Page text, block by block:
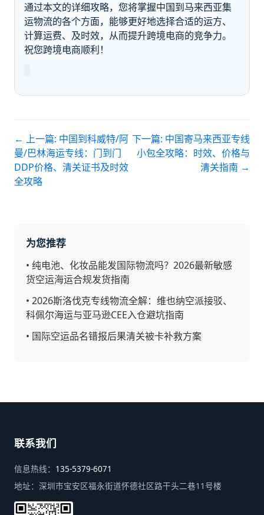
通过本文的详细攻略，您将掌握中国到马来西亚集
运物流的各个方面，能够更好地选择合适的运方、
计算运费、及时效，从而提升跨境电商的竞争力。
祝您跨境电商顺利！
← 上一篇: 中国到科威特/阿
曼/巴林海运专线：门到门
DDP价格、清关证书及时效
全攻略
下一篇: 中国寄马来西亚专线
小包全攻略：时效、价格与
清关指南 →
为您推荐
• 纯电池、化妆品能发国际物流吗？2026最新敏感
货空运海运合规发货指南
• 2026斯洛伐克专线物流全解：维也纳空派接驳、
科佩尔海运与亚马逊CEE入仓避坑指南
• 国际空运品名错报后果清关被卡补救方案
联系我们
信息热线： 135-5379-6071
地址： 深圳市宝安区福永街道怀德社区路干头二巷11号楼